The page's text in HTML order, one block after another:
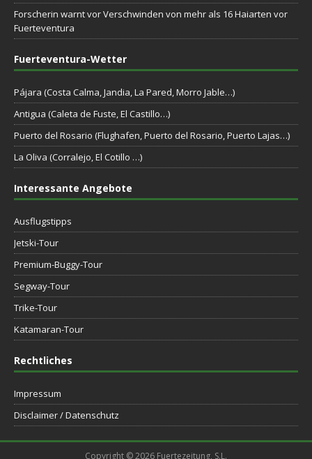
Forscherin warnt vor Verschwinden von mehr als 16 Haiarten vor
Fuerteventura
Fuerteventura-Wetter
Pájara (Costa Calma, Jandia, La Pared, Morro Jable…)
Antigua (Caleta de Fuste, El Castillo…)
Puerto del Rosario (Flughafen, Puerto del Rosario, Puerto Lajas…)
La Oliva (Corralejo, El Cotillo …)
Interessante Angebote
Ausflugstipps
Jetski-Tour
Premium-Buggy-Tour
Segway-Tour
Trike-Tour
Katamaran-Tour
Rechtliches
Impressum
Disclaimer / Datenschutz
Copyright © 2026 Fuertezeitung, S.L.